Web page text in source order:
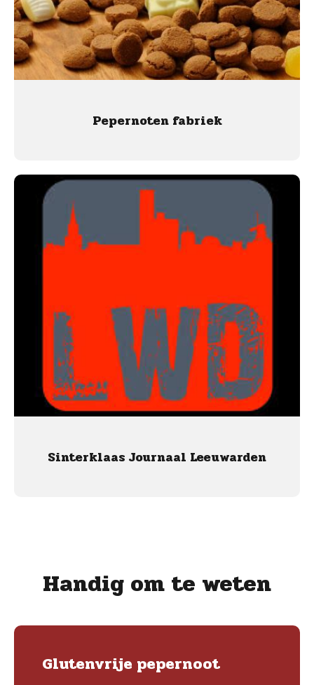
Pepernoten fabriek
Sinterklaas Journaal Leeuwarden
Handig om te weten
Glutenvrije pepernoot